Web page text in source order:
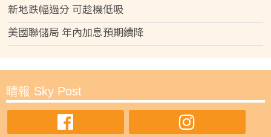
新地跌幅過分 可趁機低吸
美國聯儲局 年內加息預期續降
晴報 Sky Post